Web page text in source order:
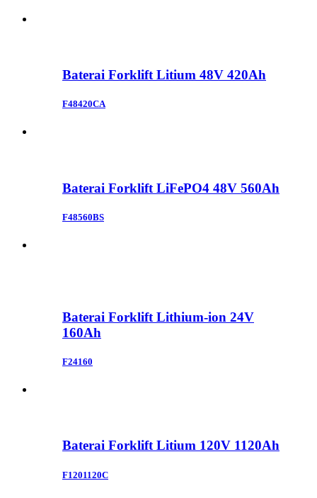
Baterai Forklift Litium 48V 420Ah
F48420CA
Baterai Forklift LiFePO4 48V 560Ah
F48560BS
Baterai Forklift Lithium-ion 24V
160Ah
F24160
Baterai Forklift Litium 120V 1120Ah
F1201120C